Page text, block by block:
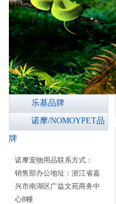
乐基品牌
诺摩/NOMOYPET品
牌
诺摩宠物用品联系方式：
销售部办公地址：浙江省嘉
兴市南湖区广益文苑商务中
心8幢